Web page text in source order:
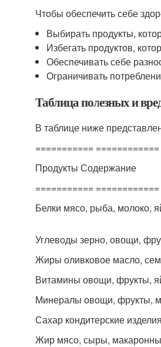
Чтобы обеспечить себе
Выбирать продукты,
Избегать продуктов,
Обеспечивать себе
Ограничивать
Таблица полезных и
В таблице ниже
=========== ============
Продукты Содержание
=========== ============
Белки мясо, рыба, молоко,
Углеводы зерно, овощи,
Жиры оливковое масло,
Витамины овощи, фрукты,
Минералы овощи, фрукты,
Сахар кондитерские
Жир мясо, сыры,